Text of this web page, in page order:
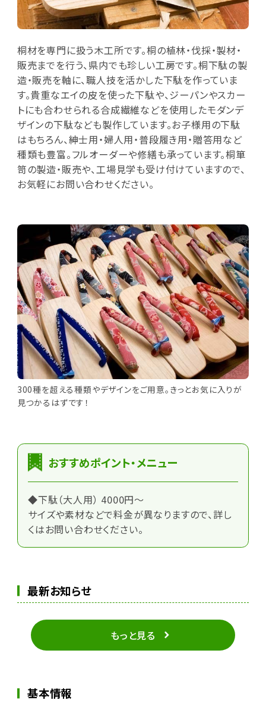
桐材を専門に扱う木工所です。桐の植林・伐採・製材・
販売までを行う、県内でも珍しい工房です。桐下駄の製
造・販売を軸に、職人技を活かした下駄を作っていま
す。貴重なエイの皮を使った下駄や、ジーパンやスカー
トにも合わせられる合成繊維などを使用したモダンデ
ザインの下駄なども製作しています。お子様用の下駄
はもちろん、紳士用・婦人用・普段履き用・贈答用など
種類も豊富。フルオーダーや修繕も承っています。桐箪
笥の製造・販売や、工場見学も受け付けていますので、
お気軽にお問い合わせください。
300種を超える種類やデザインをご用意。きっとお気に入りが
見つかるはずです！
おすすめポイント・メニュー
◆下駄（大人用） 4000円～
サイズや素材などで料金が異なりますので、詳し
くはお問い合わせください。
最新お知らせ
もっと見る
基本情報